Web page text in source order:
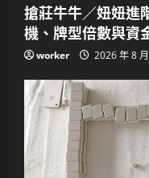
搶莊牛牛／妞妞進
機、牌型倍數與資
worker 2026 年 8